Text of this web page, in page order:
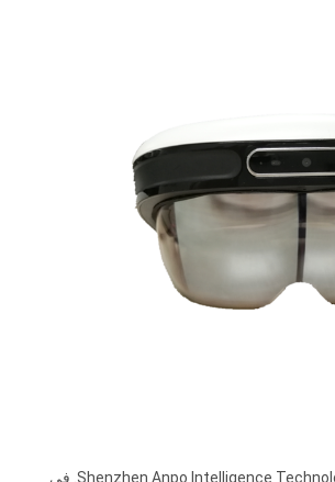
تأسست Shenzhen Anpo Intelligence Technology Co. ، Ltd. في